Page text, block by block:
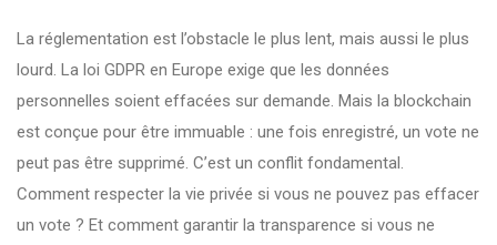
La réglementation est l’obstacle le plus lent, mais aussi le plus
lourd. La loi GDPR en Europe exige que les données
personnelles soient effacées sur demande. Mais la blockchain
est conçue pour être immuable : une fois enregistré, un vote ne
peut pas être supprimé. C’est un conflit fondamental.
Comment respecter la vie privée si vous ne pouvez pas effacer
un vote ? Et comment garantir la transparence si vous ne